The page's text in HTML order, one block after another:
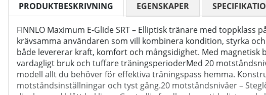
PRODUKTBESKRIVNING
FINNLO Maximum E-Glide SRT – Elliptisk tränare med
krävsamma användaren som vill kombinera kondition, styrka
både levererar kraft, komfort och mångsidighet. Med
vardagligt bruk och tuffare träningsperioderMed 20
modell allt du behöver för effektiva träningspass hemma.
motståndsinställningar och tyst gång.20 motståndsnivåer –
EGENSKAPER